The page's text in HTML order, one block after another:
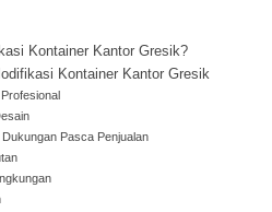
Kontainer Kantor Gresik?
Kontainer Kantor Gresik
Pasca Penjualan